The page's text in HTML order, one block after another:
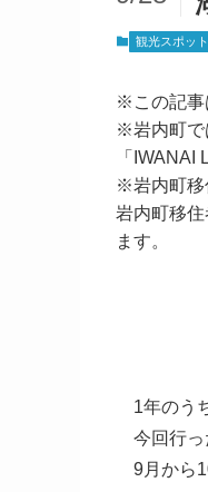
観光スポット
※この記事
※岩内町で
「
※岩内町移
岩内町移
ます。
1年のう
今回行っ
9月から